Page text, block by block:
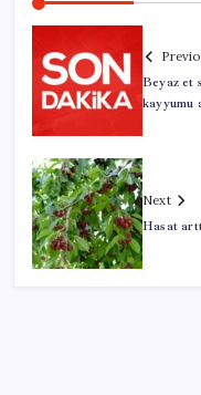
Beyaz et
kayyumu
Next
Hasat